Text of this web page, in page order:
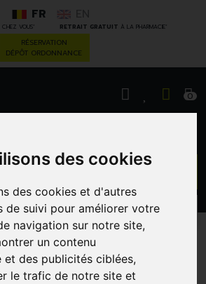
des cookies
des cookies et d'autres
de suivi pour améliorer votre
navigation sur notre site,
un contenu
et des publicités ciblées,
le trafic de notre site et
CHEZ VOUS* RETRAIT GRATUIT À LA PHARMACIE*
FR
RÉSERVATION
DÉPÔT ORDONNANCE
0
PROMOS
Extra Doux 400